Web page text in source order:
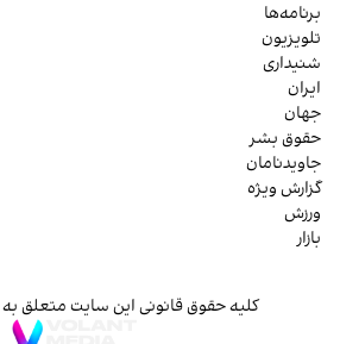
برنامه‌ها
تلویزیون
شنیداری
ایران
جهان
حقوق بشر
جاویدنامان
گزارش ویژه
ورزش
بازار
کلیه حقوق قانونی این سایت متعلق